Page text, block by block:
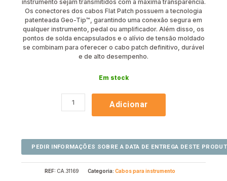
instrumento sejam transmitidos com a máxima transparência.
Os conectores dos cabos Flat Patch possuem a tecnologia
patenteada Geo-Tip™, garantindo uma conexão segura em
qualquer instrumento, pedal ou amplificador. Além disso, os
pontos de solda encapsulados e o alívio de tensão moldado
se combinam para oferecer o cabo patch definitivo, durável
e de alto desempenho.
Em stock
Adicionar
REF: CA.31169 Categoria: Cabos para instrumento